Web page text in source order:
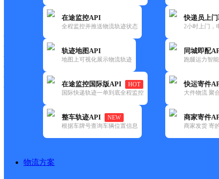
在途监控API
全程监控并推送物流轨迹状态
轨迹地图API
地图上可视化展示物流轨迹
在途监控国际版API
HOT
国际快递轨迹一单到底全程监控
整车轨迹API
NEW
根据车牌号查询车辆位置信息
快递员上
2小时上门，
同城即配
跑腿运力智
快运寄件
大件物流 聚
商家寄件
商家发货 寄
物流方案
快递大全 快运大全
网点筛选
已选